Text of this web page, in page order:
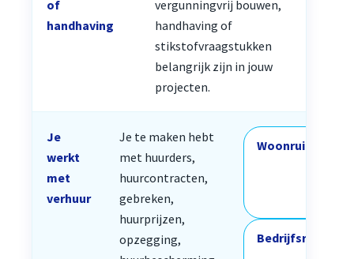
of
handhaving
vergunningvrij bouwen,
handhaving of
stikstofvraagstukken
belangrijk zijn in jouw
projecten.
Je
werkt
met
verhuur
Je te maken hebt
met huurders,
huurcontracten,
gebreken,
huurprijzen,
opzegging,
Woonruimte
Bedrijfsruimte